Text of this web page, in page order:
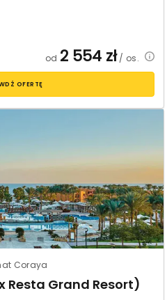
od 2 554 zł/ os.
OFERTĘ
Coraya
Resta Grand Resort)